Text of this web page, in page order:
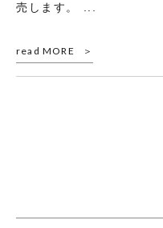
売します。 ...
read MORE